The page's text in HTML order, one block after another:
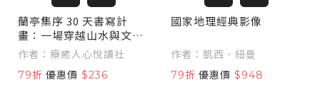
蘭亭集序 30 天書寫計
畫：一場穿越山水與文字
的旅程
作者：療癒人心悅讀社
79折 優惠價 $236
國家地理經典影像
作者：凱西．紐曼
79折 優惠價 $948